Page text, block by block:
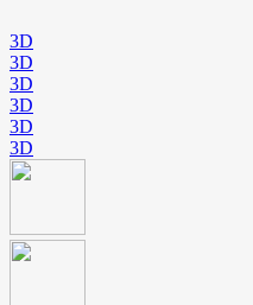
3D
3D
3D
3D
3D
3D